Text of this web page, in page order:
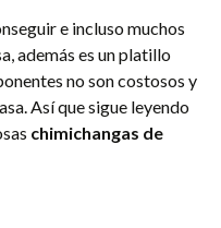
e incluso muchos
además es un platillo
no son costosos y
Así que sigue leyendo
chimichangas de